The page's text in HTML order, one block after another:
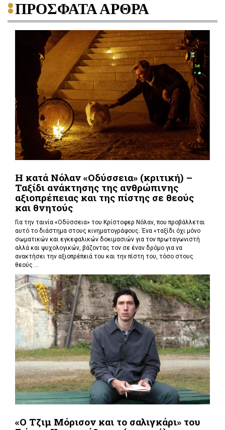
ΠΡΟΣΦΑΤΑ ΑΡΘΡΑ
Η κατά Νόλαν «Οδύσσεια» (κριτική) –
Ταξίδι ανάκτησης της ανθρώπινης
αξιοπρέπειας και της πίστης σε θεούς
και θνητούς
Για την ταινία «Οδύσσεια» του Κρίστοφερ Νόλαν,που προβάλλεται
αυτό το διάστημα στους κινηματογράφους. Ένα «ταξίδι όχι μόνο
σωματικών και εγκεφαλικών δοκιμασιών για τον πρωταγωνιστή
αλλά και ψυχολογικών, βάζοντας τον σε έναν δρόμο για να
ανακτήσει την αξιοπρέπειά του και την πίστη του, τόσο στους
θεούς ...
«Ο Τζιμ Μόρισον και το σαλιγκάρι» του